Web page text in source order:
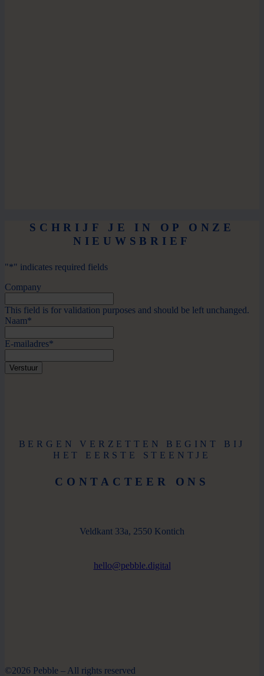
SCHRIJF JE IN OP ONZE
NIEUWSBRIEF
"*" indicates required fields
Company
This field is for validation purposes and should be left unchanged.
Naam*
E-mailadres*
BERGEN VERZETTEN BEGINT BIJ
HET EERSTE STEENTJE
CONTACTEER ONS
Veldkant 33a, 2550 Kontich
hello@pebble.digital
©2026 Pebble – All rights reserved